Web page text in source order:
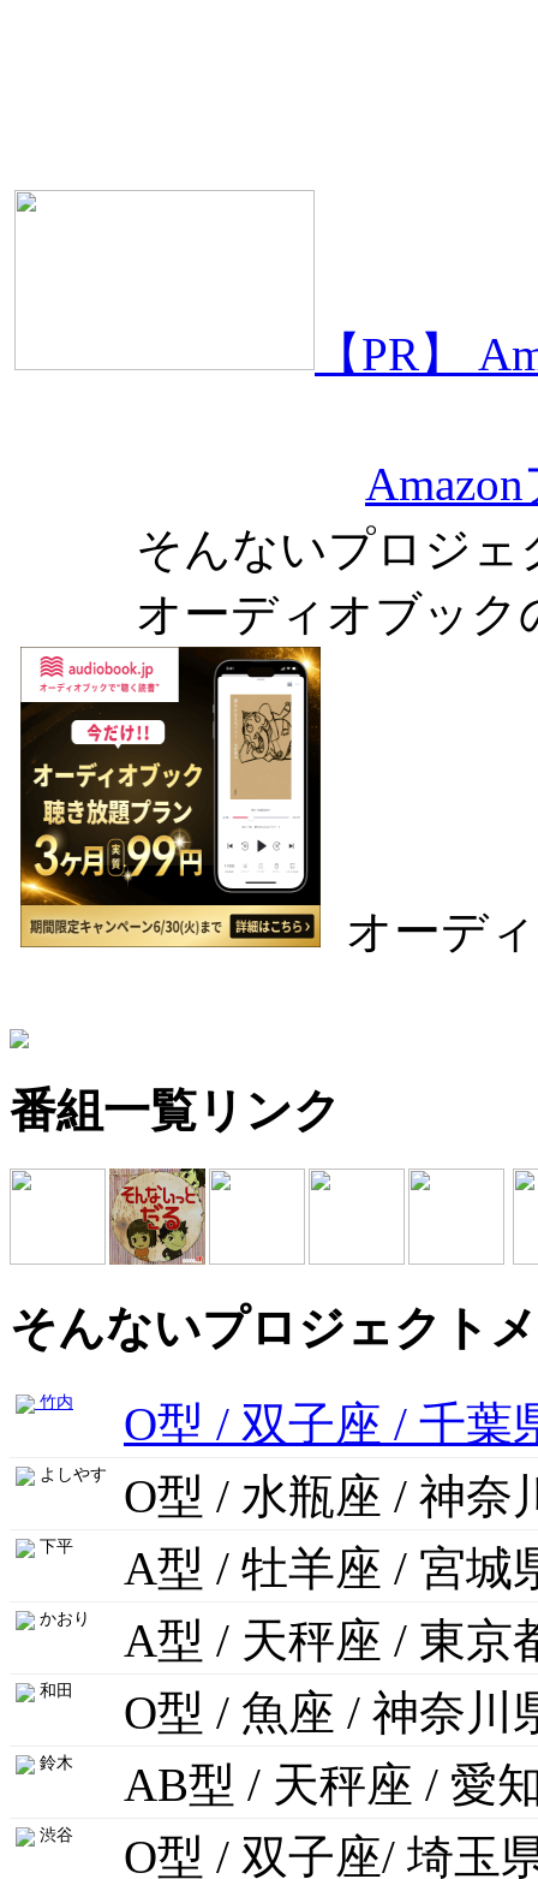
【PR】
そんないプロジェ
オーディオブック
オーデ
番組一覧リンク
そんないプロジェクト
竹内 O型 / 双子座 / 千葉
よしやす O型 / 水瓶座 / 神奈
下平 A型 / 牡羊座 / 宮城
かおり A型 / 天秤座 / 東京
和田 O型 / 魚座 / 神奈川
鈴木 AB型 / 天秤座 / 愛
渋谷 O型 / 双子座/ 埼玉